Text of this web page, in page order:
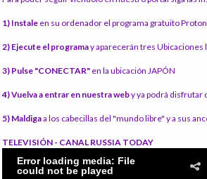
1) Instale en su ordenador el programa gratuito
2) Ejecute el programay aparecerán tres Ubicaciones
3) Pulse "CONECTAR" en la ubicación JAPÓN
4) Vuelva a entrar en nuestra weby ya podrá disfrutar
5) Maldigaa los cabecillas del "mundo libre" y a sus
TELEVISIÓN - CANAL RUSSIA TODAY